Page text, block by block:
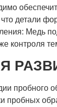
что детали
Медь
контроля
пробного
пробных